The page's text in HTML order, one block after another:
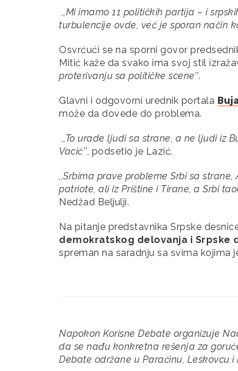
,,Mi imamo 11 političkih partija – i
turbulencije ovde, već je sporan način
Osvrćući se na sporni govor
Mitić kaže da svako ima svoj stil
proterivanju sa političke scene’’.
Glavni i odgovorni urednik portala
može da dovede do problema.
,,To urade ljudi sa strane, a ne ljudi iz
Vacić’’, podsetio je Lazić.
,,Srbima prave probleme Srbi sa
patriote, ali iz Prištine i Tirane, a Srbi
Nedžad Beljulji.
Na pitanje predstavnika Srpske
demokratskog delovanja i Srpske
spreman na saradnju sa svima kojima
Napokon Korisne Debate organizuje
da se nađu konkretna rešenja za
Debate održane u Paraćinu, Leskovcu i